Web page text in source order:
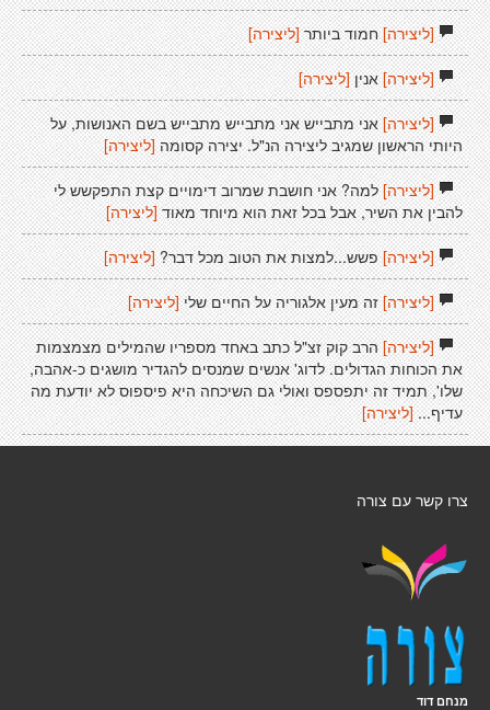
[ליצירה]חמוד ביותר[ליצירה]
[ליצירה]אנין [ליצירה]
[ליצירה]אני מתבייש אני מתבייש מתבייש בשם האנושות, על
היותי הראשון שמגיב ליצירה הנ"ל. יצירה קסומה [ליצירה]
[ליצירה]למה? אני חושבת שמרוב דימויים קצת התפקשש לי
להבין את השיר, אבל בכל זאת הוא מיוחד מאוד [ליצירה]
[ליצירה]פשש...למצות את הטוב מכל דבר? [ליצירה]
[ליצירה]זה מעין אלגוריה על החיים שלי [ליצירה]
[ליצירה]הרב קוק זצ"ל כתב באחד מספריו שהמילים מצמצמות
את הכוחות הגדולים. לדוג' אנשים שמנסים להגדיר מושגים כ-אהבה,
שלו', תמיד זה יתפספס ואולי גם השיכחה היא פיספוס לא יודעת מה
עדיף... [ליצירה]
צרו קשר עם צורה
מנחם דוד